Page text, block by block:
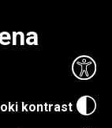
kontrast